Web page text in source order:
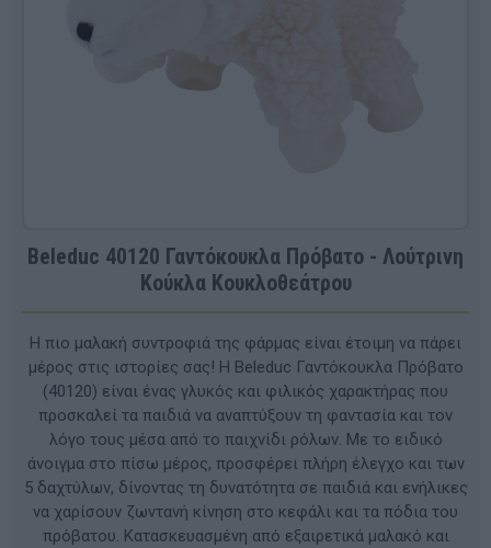
Beleduc 40120 Γαντόκουκλα Πρόβατο - Λούτρινη
Κούκλα Κουκλοθεάτρου
Η πιο μαλακή συντροφιά της φάρμας είναι έτοιμη να πάρει
μέρος στις ιστορίες σας! Η Beleduc Γαντόκουκλα Πρόβατο
(40120) είναι ένας γλυκός και φιλικός χαρακτήρας που
προσκαλεί τα παιδιά να αναπτύξουν τη φαντασία και τον
λόγο τους μέσα από το παιχνίδι ρόλων. Με το ειδικό
άνοιγμα στο πίσω μέρος, προσφέρει πλήρη έλεγχο και των
5 δαχτύλων, δίνοντας τη δυνατότητα σε παιδιά και ενήλικες
να χαρίσουν ζωντανή κίνηση στο κεφάλι και τα πόδια του
πρόβατου. Κατασκευασμένη από εξαιρετικά μαλακό και